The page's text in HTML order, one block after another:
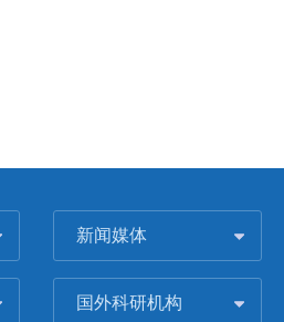
新闻媒体
国外科研机构